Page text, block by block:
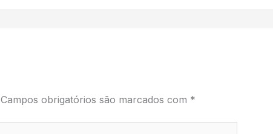
Campos obrigatórios são marcados com *